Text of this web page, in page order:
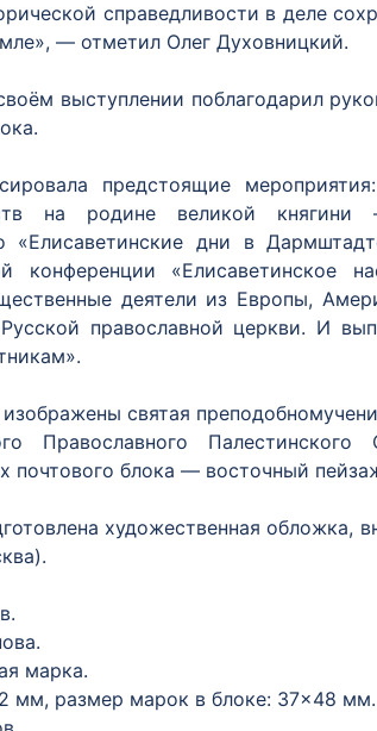
справедливости в деле
— отметил Олег Духовницкий.
выступлении поблагодарил
предстоящие
на родине великой
«Елисаветинские дни в
конференции «Елисаветинское
деятели из Европы,
православной церкви. И
святая
Православного
почтового блока — восточный
художественная обложка,
марка.
мм, размер марок в блоке: 37×48 мм.